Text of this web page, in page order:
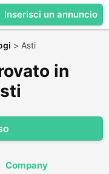
Inserisci un annuncio
> Asti
in
Company